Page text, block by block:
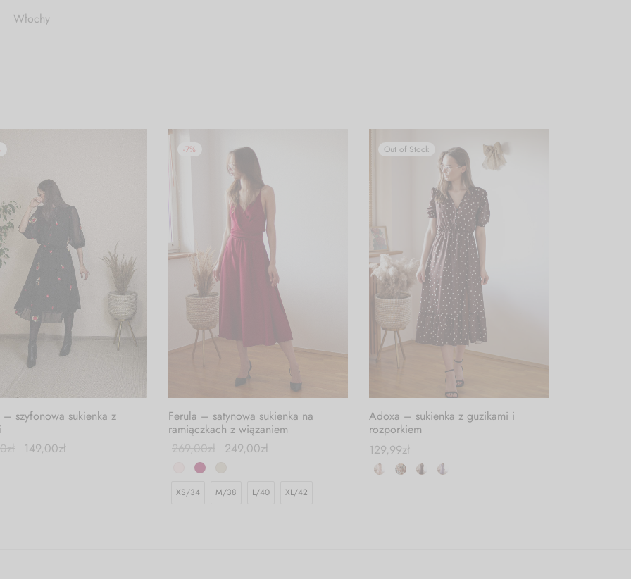
Włochy
– szyfonowa sukienka z
zł 149,00zł
-7%
Ferula – satynowa sukienka na
ramiączkach z wiązaniem
269,00zł 249,00zł
XS/34 M/38 L/40 XL/42
Out of Stock
Adoxa – sukienka z guzikami i
rozporkiem
129,99zł